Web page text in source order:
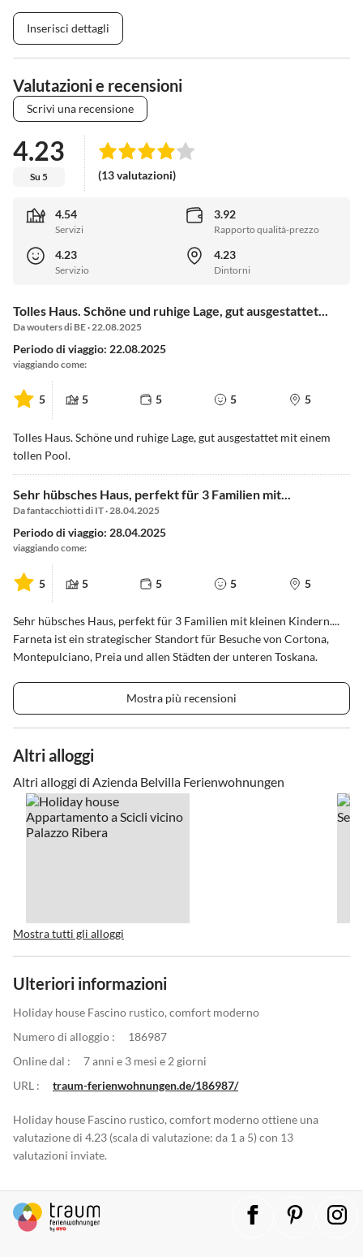
Inserisci dettagli
Valutazioni e recensioni
Scrivi una recensione
4.23
Su 5 (13 valutazioni)
4.54
Servizi
3.92
Rapporto qualità-prezzo
4.23
Servizio
4.23
Dintorni
Tolles Haus. Schöne und ruhige Lage, gut ausgestattet...
Da wouters di BE · 22.08.2025
Periodo di viaggio: 22.08.2025
viaggiando come:
5 5 5 5 5
Tolles Haus. Schöne und ruhige Lage, gut ausgestattet mit einem
tollen Pool.
Sehr hübsches Haus, perfekt für 3 Familien mit...
Da fantacchiotti di IT · 28.04.2025
Periodo di viaggio: 28.04.2025
viaggiando come:
5 5 5 5 5
Sehr hübsches Haus, perfekt für 3 Familien mit kleinen Kindern....
Farneta ist ein strategischer Standort für Besuche von Cortona,
Montepulciano, Preia und allen Städten der unteren Toskana.
Mostra più recensioni
Altri alloggi
Altri alloggi di Azienda Belvilla Ferienwohnungen
Mostra tutti gli alloggi
Ulteriori informazioni
Holiday house Fascino rustico, comfort moderno
Numero di alloggio :
186987
Online dal :
7 anni e 3 mesi e 2 giorni
URL :
traum-ferienwohnungen.de/186987/
Holiday house Fascino rustico, comfort moderno ottiene una
valutazione di 4.23 (scala di valutazione: da 1 a 5) con 13
valutazioni inviate.